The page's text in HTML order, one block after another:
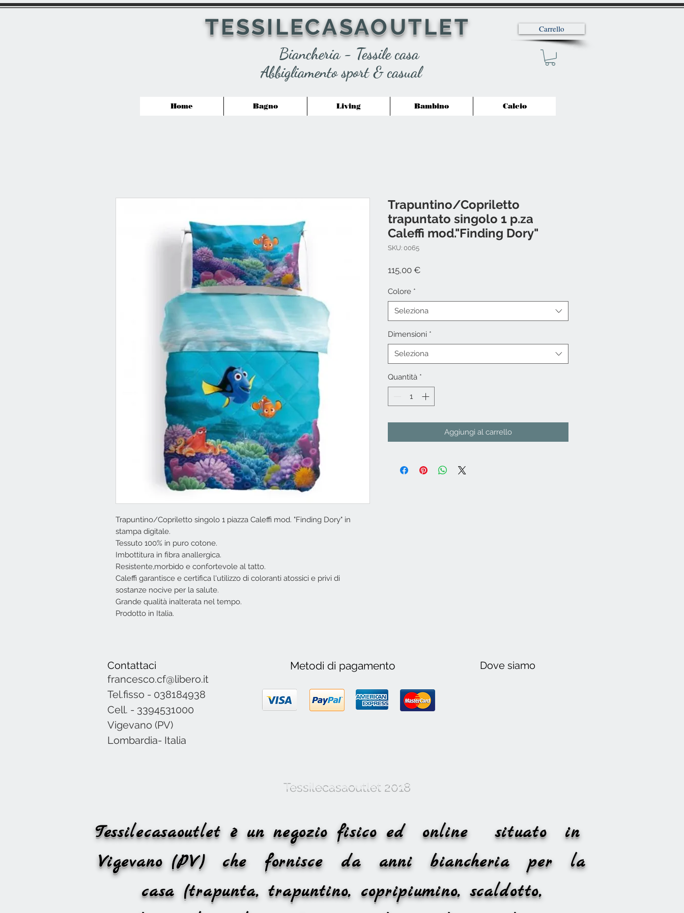
TESSILECASAOUTLET
Biancheria - Tessile casa
Abbigliamento sport & casual
Carrello
Home Bagno Living Bambino Calcio
Trapuntino/Copriletto singolo 1 piazza Caleffi mod. "Finding Dory" in
stampa digitale.
Tessuto 100% in puro cotone.
Imbottitura in fibra anallergica.
Resistente,morbido e confortevole al tatto.
Caleffi garantisce e certifica l'utilizzo di coloranti atossici e privi di
sostanze nocive per la salute.
Grande qualità inalterata nel tempo.
Prodotto in Italia.
Trapuntino/Copriletto
trapuntato singolo 1 p.za
Caleffi mod."Finding Dory"
SKU: 0065
115,00 €
Colore *
Seleziona
Dimensioni *
Seleziona
Quantità *
Aggiungi al carrello
Contattaci
francesco.cf@libero.it
Tel.fisso - 038184938
Cell. - 3394531000
Vigevano (PV)
Lombardia- Italia
Metodi di pagamento Dove siamo
Tessilecasaoutlet 2018
Tessilecasaoutlet è un negozio fisico ed online situato in
Vigevano (PV) che fornisce da anni biancheria per la
casa (trapunta, trapuntino, copripiumino, scaldotto,